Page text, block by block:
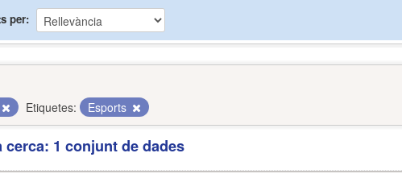
per
Etiquetes: Esports
cerca: 1 conjunt de dades